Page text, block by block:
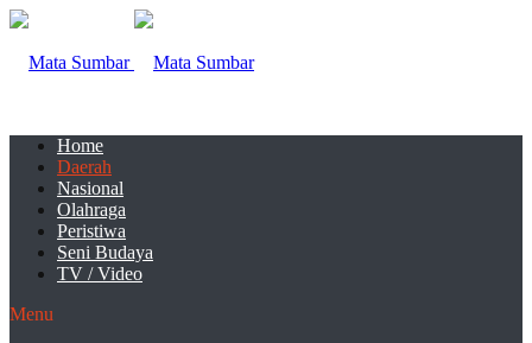
Home
Daerah
Nasional
Olahraga
Peristiwa
Seni Budaya
TV / Video
Menu